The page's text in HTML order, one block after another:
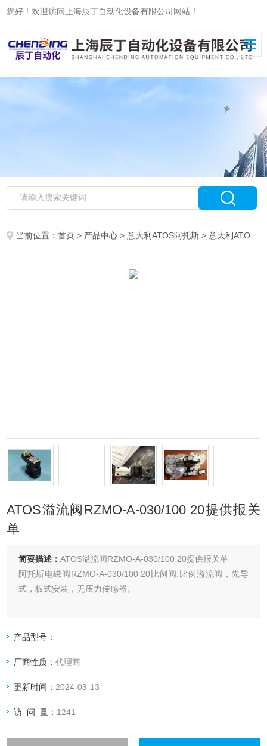
您好！欢迎访问上海辰丁自动化设备有限公司网站！
当前位置：首页 > 产品中心 >意大利ATOS阿托斯 >意大利ATOS比例阀
ATOS溢流阀RZMO-A-030/100 20提供报关
单
简要描述：ATOS溢流阀RZMO-A-030/100 20提供报关单
阿托斯电磁阀RZMO-A-030/100 20比例阀:比例溢流阀，先导
式，板式安装，无压力传感器。
产品型号：
厂商性质：代理商
更新时间： 2024-03-13
访 问 量： 1241